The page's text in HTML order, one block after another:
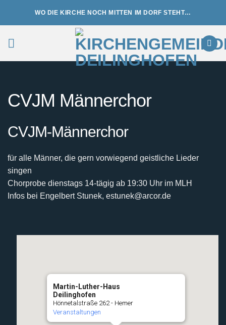
WO DIE KIRCHE NOCH MITTEN IM DORF STEHT…
CVJM Männerchor
CVJM-Männerchor
für alle Männer, die gern vorwiegend geistliche Lieder
singen
Chorprobe dienstags 14-tägig ab 19:30 Uhr im MLH
Infos bei Engelbert Stunek, estunek@arcor.de
Martin-Luther-Haus
Deilinghofen
Hönnetalstraße 262 - Hemer
Veranstaltungen